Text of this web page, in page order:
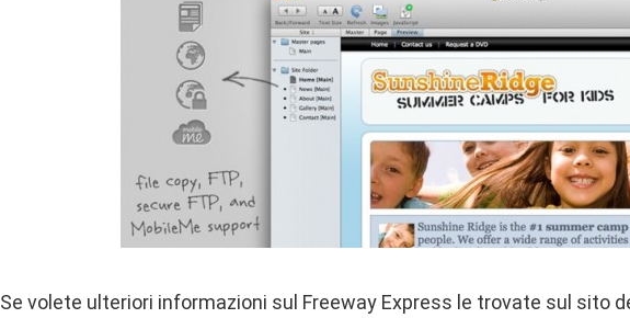
Se volete ulteriori informazioni sul Freeway Express le trovate sul sito